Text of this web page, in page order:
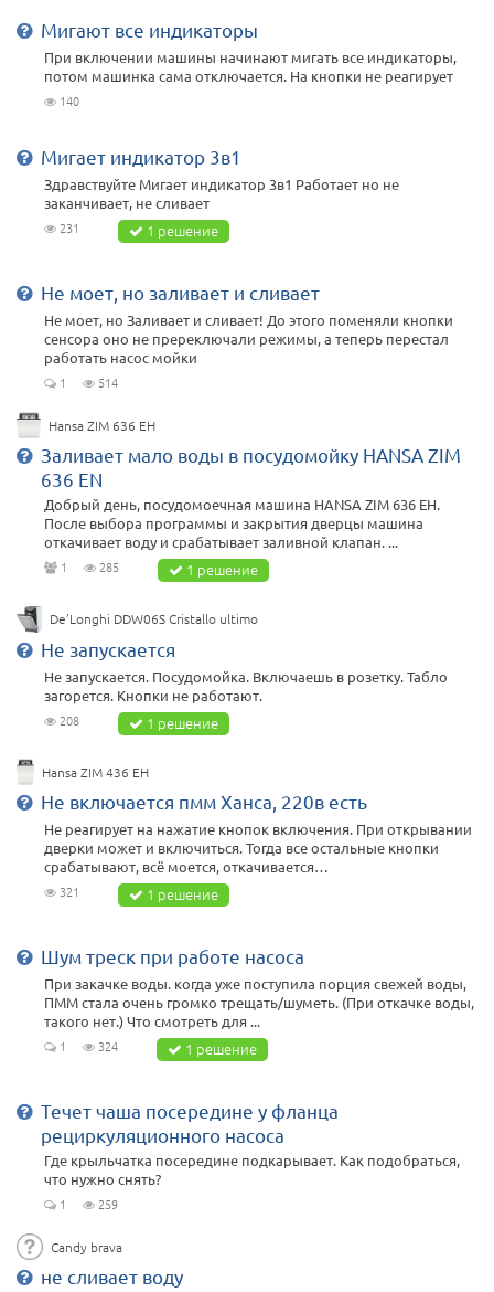
Мигают все индикаторы
При включении машины начинают мигать все индикаторы,
потом машинка сама отключается. На кнопки не реагирует
140
Мигает индикатор 3в1
Здравствуйте Мигает индикатор 3в1 Работает но не
заканчивает, не сливает
231 1 решение
Не моет, но заливает и сливает
Не моет, но Заливает и сливает! До этого поменяли кнопки
сенсора оно не пререключали режимы, а теперь перестал
работать насос мойки
1 514
Hansa ZIM 636 EH
Заливает мало воды в посудомойку HANSA ZIM
636 EN
Добрый день, посудомоечная машина HANSA ZIM 636 EH.
После выбора программы и закрытия дверцы машина
откачивает воду и срабатывает заливной клапан. ...
1 285 1 решение
De’Longhi DDW06S Cristallo ultimo
Не запускается
Не запускается. Посудомойка. Включаешь в розетку. Табло
загорется. Кнопки не работают.
208 1 решение
Hansa ZIM 436 EH
Не включается пмм Ханса, 220в есть
Не реагирует на нажатие кнопок включения. При открывании
дверки может и включиться. Тогда все остальные кнопки
срабатывают, всё моется, откачивается…
321 1 решение
Шум треск при работе насоса
При закачке воды. когда уже поступила порция свежей воды,
ПММ стала очень громко трещать/шуметь. (При откачке воды,
такого нет.) Что смотреть для ...
1 324 1 решение
Течет чаша посередине у фланца
рециркуляционного насоса
Где крыльчатка посередине подкарывает. Как подобраться,
что нужно снять?
1 259
Candy brava
не сливает воду